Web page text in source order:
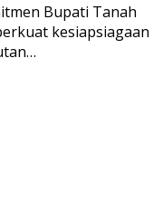
Bupati Tanah
kesiapsiagaan